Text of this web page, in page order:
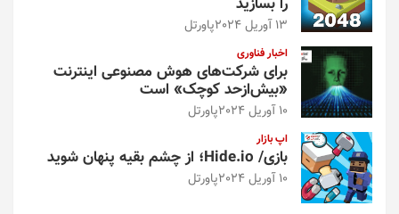
13 آوریل 2024 پاورتل
اخبار فناوری
برای شرکت‌های هوش مصنوعی اینترنت
«بیش‌از‌حد کوچک» است
10 آوریل 2024 پاورتل
اپ بازار
بازی/ Hide.io؛ از چشم بقیه پنهان شوید
10 آوریل 2024 پاورتل